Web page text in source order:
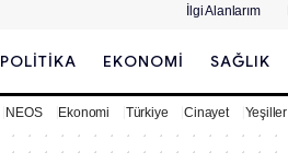
İlgi Alanlarım
POLITIKA EKONOMI SAĞLIK
NEOS Ekonomi Türkiye Cinayet Yeşiller